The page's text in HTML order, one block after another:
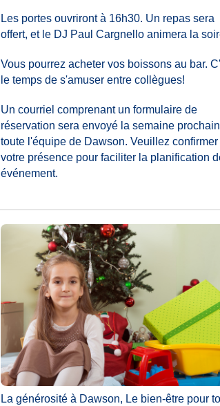
Les portes ouvriront à 16h30. Un repas sera
offert, et le DJ Paul Cargnello animera la
Vous pourrez acheter vos boissons au bar.
le temps de s'amuser entre collègues!
Un courriel comprenant un formulaire de
réservation sera envoyé la semaine
toute l'équipe de Dawson. Veuillez confirmer
votre présence pour faciliter la planification
événement.
La générosité à Dawson, Le bien-être pour